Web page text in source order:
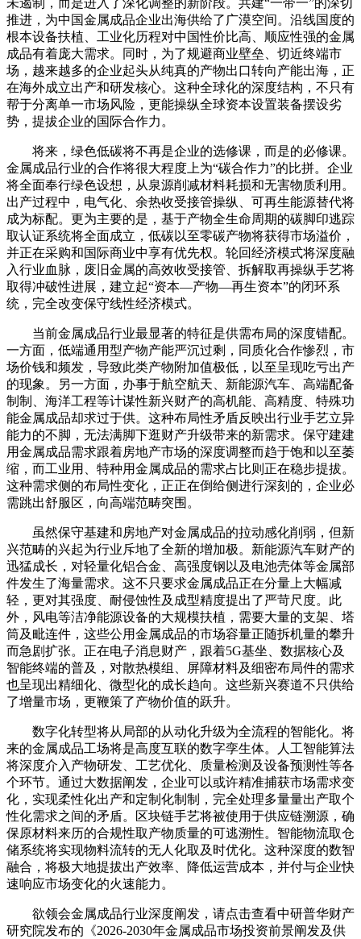
推进，为中国金属成品企业出海供给了广漠空间。沿线国度的
根本设备扶植、工业化历程对中国性价比高、顺应性强的金属
成品有着庞大需求。同时，为了规避商业壁垒、切近终端市
场，越来越多的企业起头从纯真的产物出口转向产能出海，正
在海外成立出产和研发核心。这种全球化的深度结构，不只有
帮于分离单一市场风险，更能操纵全球资本设置装备摆设劣
势，提拔企业的国际合作力。
将来，绿色低碳将不再是企业的选修课，而是的必修课。
金属成品行业的合作将很大程度上为“碳合作力”的比拼。企业
将全面奉行绿色设想，从泉源削减材料耗损和无害物质利用。
出产过程中，电气化、余热收受接管操纵、可再生能源替代将
成为标配。更为主要的是，基于产物全生命周期的碳脚印逃踪
取认证系统将全面成立，低碳以至零碳产物将获得市场溢价，
并正在采购和国际商业中享有优先权。轮回经济模式将深度融
入行业血脉，废旧金属的高效收受接管、拆解取再操纵手艺将
取得冲破性进展，建立起“资本—产物—再生资本”的闭环系
统，完全改变保守线性经济模式。
当前金属成品行业最显著的特征是供需布局的深度错配。
一方面，低端通用型产物产能严沉过剩，同质化合作惨烈，市
场价钱和频发，导致此类产物附加值极低，以至呈现吃亏出产
的现象。另一方面，办事于航空航天、新能源汽车、高端配备
制制、海洋工程等计谋性新兴财产的高机能、高精度、特殊功
能金属成品却求过于供。这种布局性矛盾反映出行业手艺立异
能力的不脚，无法满脚下逛财产升级带来的新需求。保守建建
用金属成品需求跟着房地产市场的深度调整而趋于饱和以至萎
缩，而工业用、特种用金属成品的需求占比则正在稳步提拔。
这种需求侧的布局性变化，正正在倒给侧进行深刻的，企业必
需跳出舒服区，向高端范畴突围。
虽然保守基建和房地产对金属成品的拉动感化削弱，但新
兴范畴的兴起为行业斥地了全新的增加极。新能源汽车财产的
迅猛成长，对轻量化铝合金、高强度钢以及电池壳体等金属部
件发生了海量需求。这不只要求金属成品正在分量上大幅减
轻，更对其强度、耐侵蚀性及成型精度提出了严苛尺度。此
外，风电等洁净能源设备的大规模扶植，需要大量的支架、塔
筒及毗连件，这些公用金属成品的市场容量正随拆机量的攀升
而急剧扩张。正在电子消息财产，跟着5G基坐、数据核心及
智能终端的普及，对散热模组、屏障材料及细密布局件的需求
也呈现出精细化、微型化的成长趋向。这些新兴赛道不只供给
了增量市场，更鞭策了产物价值的跃升。
数字化转型将从局部的从动化升级为全流程的智能化。将
来的金属成品工场将是高度互联的数字孪生体。人工智能算法
将深度介入产物研发、工艺优化、质量检测及设备预测性等各
个环节。通过大数据阐发，企业可以或许精准捕获市场需求变
化，实现柔性化出产和定制化制制，完全处理多量量出产取个
性化需求之间的矛盾。区块链手艺将被使用于供应链溯源，确
保原材料来历的合规性取产物质量的可逃溯性。智能物流取仓
储系统将实现物料流转的无人化取及时优化。这种深度的数智
融合，将极大地提拔出产效率、降低运营成本，并付与企业快
速响应市场变化的火速能力。
欲领会金属成品行业深度阐发，请点击查看中研普华财产
研究院发布的《2026-2030年金属成品市场投资前景阐发及供